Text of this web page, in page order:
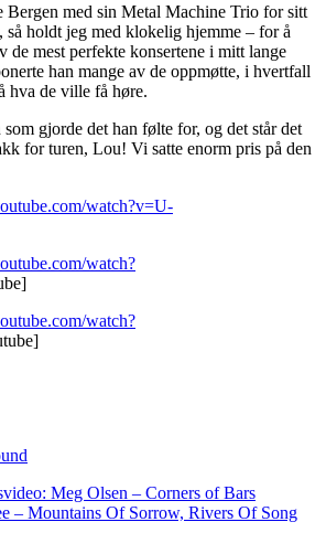
Bergen med sin Metal Machine Trio for sitt
så holdt jeg med klokelig hjemme – for å
de mest perfekte konsertene i mitt lange
han mange av de oppmøtte, i hvertfall
hva de ville få høre.
gjorde det han følte for, og det står det
for turen, Lou! Vi satte enorm pris på den
watch?v=U-
watch?
watch?
Meg Olsen – Corners of Bars
– Mountains Of Sorrow, Rivers Of Song